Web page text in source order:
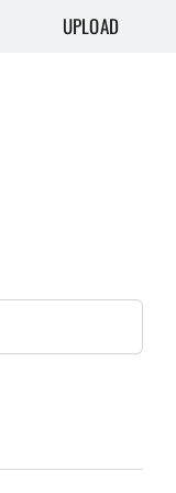
UPLOAD